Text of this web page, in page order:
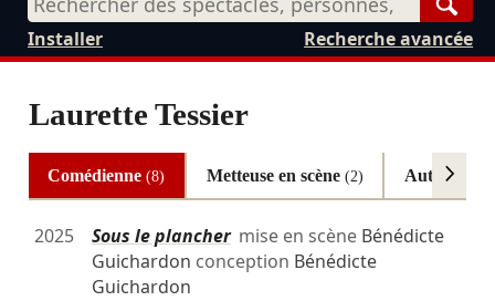
Recherche avancée
Installer
Laurette Tessier
Comédienne(8) Metteuse en scène (2) Autres
2025 Sous le planchermise en scène Bénédicte
Guichardon conception Bénédicte
Guichardon